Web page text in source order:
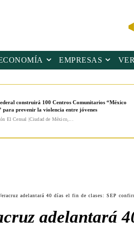
EMPRESAS
construirá 100 Centros Comunitarios “México
para prevenir la violencia entre jóvenes
El Censal |Ciudad de México,...
adelantará 40 días el fin de clases: SEP
adelantará